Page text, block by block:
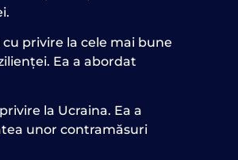
privire la cele mai bune
Ea a abordat
la Ucraina. Ea a
unor contramăsuri